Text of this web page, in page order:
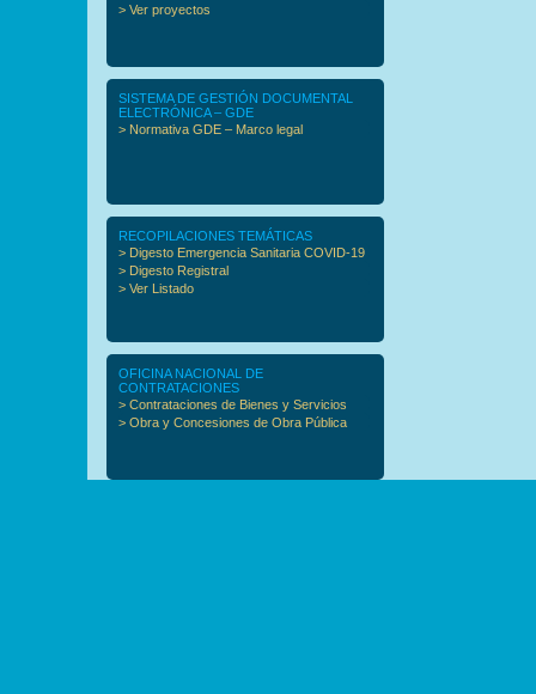
> Ver proyectos
SISTEMA DE GESTIÓN DOCUMENTAL
ELECTRÓNICA – GDE
> Normativa GDE – Marco legal
RECOPILACIONES TEMÁTICAS
> Digesto Emergencia Sanitaria COVID-19
> Digesto Registral
> Ver Listado
OFICINA NACIONAL DE
CONTRATACIONES
> Contrataciones de Bienes y Servicios
> Obra y Concesiones de Obra Pública